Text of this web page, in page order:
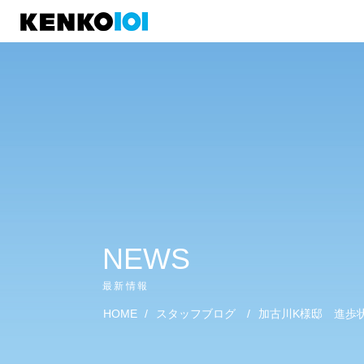
NEWS
最新情報
HOME / スタッフブログ / 加古川K様邸 進歩